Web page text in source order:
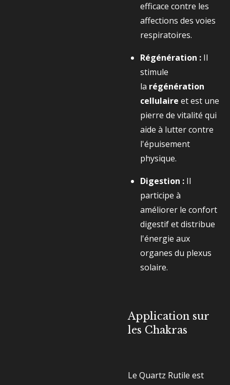
efficace contre les
affections des voies
respiratoires.
Régénération : Il
stimule
la régénération
cellulaire et est une
pierre de vitalité qui
aide à lutter contre
l'épuisement
physique.
Digestion : Il
participe à
améliorer le confort
digestif et distribue
l'énergie aux
organes du plexus
solaire.
Application sur
les Chakras
Le Quartz Rutile est